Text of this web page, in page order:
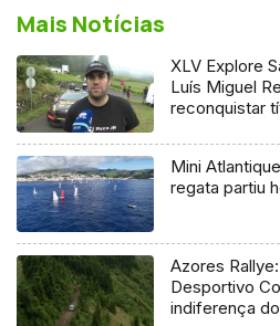
Mais Notícias
XLV Explore
Luís Miguel
reconquistar
Mini
regata partiu
Azores
Desportivo
indiferença